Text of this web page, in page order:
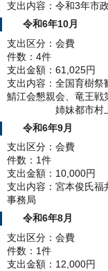
支出内容：令和3年市
令和6年10月
支出区分：会費
件数：4件
支出金額：61,025円
支出内容：全国育樹祭
鯖江会懇親会、竜王戦
姉妹都市村上市
令和6年9月
支出区分：会費
件数：1件
支出金額：10,000円
支出内容：宮本俊氏福
事務局
令和6年8月
支出区分：会費
件数：1件
支出金額：12,000円